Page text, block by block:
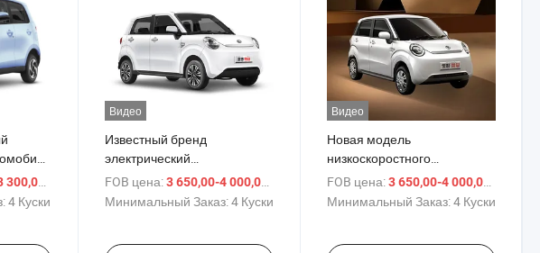
с
$
4 Куски
Видео
Известный бренд
электрический
малоскоростной мини
электромобиль
FOB цена: 3 650,00-4 000,00 $
Минимальный Заказ:4 Куски
Видео
Новая модель
низкоскоростного
электрического
транспортного средства
FOB цена: 3 650,00-4 000,00 $
Минимальный Заказ:4 Куски